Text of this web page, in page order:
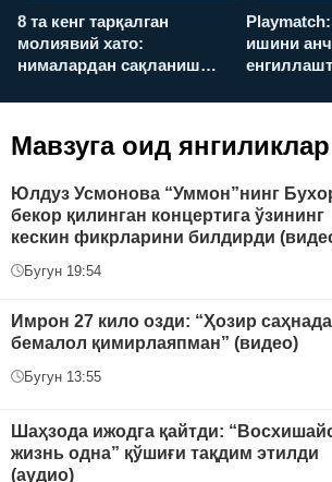
8 та кенг тарқалган
молиявий хато:
нималардан сақланиш
ишини
Мавзуга оид янгиликлар
Юлдуз Усмонова “Уммон”нинг
бекор қилинган концертига ўзининг
кескин фикрларини билдирди
Бугун 19:54
Имрон 27 кило озди: “Ҳозир саҳнада
бемалол қимирлаяпман” (видео)
Бугун 13:55
Шаҳзода ижодга қайтди:
жизнь одна” қўшиғи тақдим этилди
(аудио)